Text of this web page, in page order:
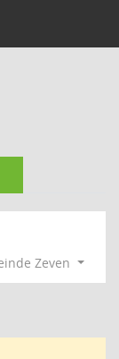
Zeven